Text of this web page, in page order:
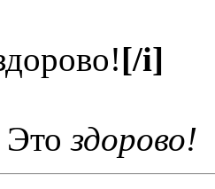
[/i]
Этоздорово!